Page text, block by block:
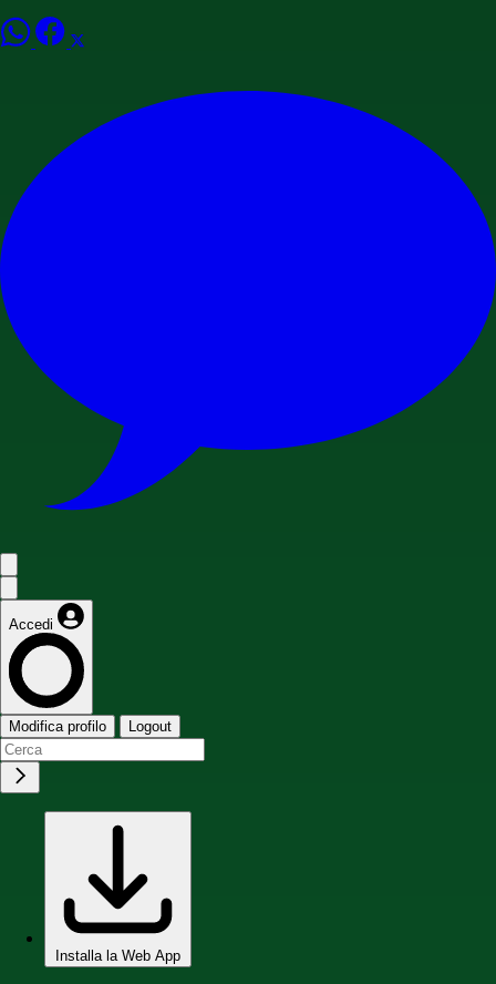
Accedi
Modifica profilo Logout
Installa la Web App